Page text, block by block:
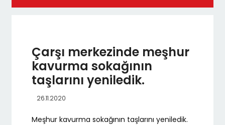
Çarşı merkezinde meşhur
kavurma sokağının
taşlarını yeniledik.
26.11.2020
Meşhur kavurma sokağının taşlarını yeniledik.